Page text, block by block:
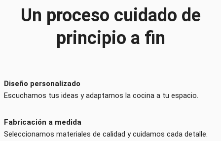
Un proceso cuidado de
principio a fin
Diseño personalizado
Escuchamos tus ideas y adaptamos la cocina a tu espacio.
Fabricación a medida
Seleccionamos materiales de calidad y cuidamos cada detalle.